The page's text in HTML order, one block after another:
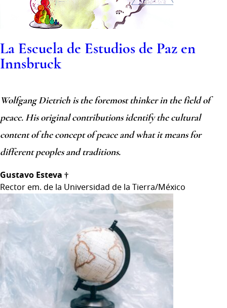
La Escuela de Estudios de Paz en
Innsbruck
Wolfgang Dietrich is the foremost thinker in the field of
peace. His original contributions identify the cultural
content of the concept of peace and what it means for
different peoples and traditions.
Gustavo Esteva †
Rector em. de la Universidad de la Tierra/México